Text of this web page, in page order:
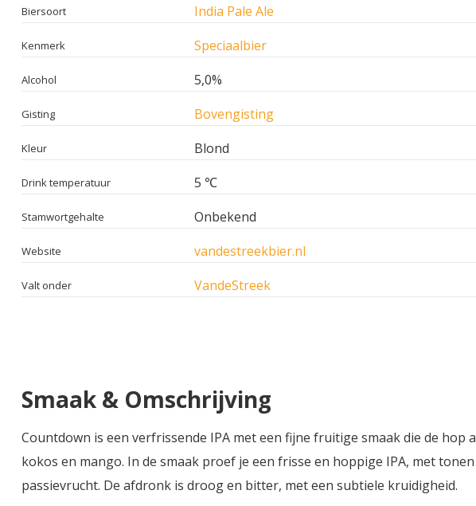
Biersoort India Pale Ale
Kenmerk Speciaalbier
Alcohol 5,0%
Gisting Bovengisting
Kleur Blond
Drink temperatuur 5 ℃
Stamwortgehalte Onbekend
Website vandestreekbier.nl
Valt onder VandeStreek
Smaak & Omschrijving
Countdown is een verfrissende IPA met een fijne fruitige smaak die de hop
kokos en mango. In de smaak proef je een frisse en hoppige IPA, met
passievrucht. De afdronk is droog en bitter, met een subtiele kruidigheid.